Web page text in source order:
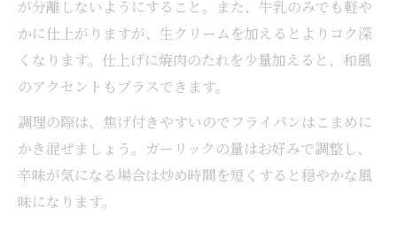
が分離しないようにすること。また、牛乳のみでも軽や
かに仕上がりますが、生クリームを加えるとよりコク深
くなります。仕上げに焼肉のたれを少量加えると、和風
のアクセントもプラスできます。
調理の際は、焦げ付きやすいのでフライパンはこまめに
かき混ぜましょう。ガーリックの量はお好みで調整し、
辛味が気になる場合は炒め時間を短くすると穏やかな風
味になります。